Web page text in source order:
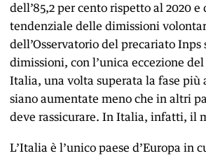
dell’85,2 per cento rispetto al 2020
tendenziale delle dimissioni
dell’Osservatorio del precariato
dimissioni, con l’unica eccezione
Italia, una volta superata la fase
siano aumentate meno che in altri
deve rassicurare. In Italia, infatti, il
L’Italia è l’unico paese d’Europa